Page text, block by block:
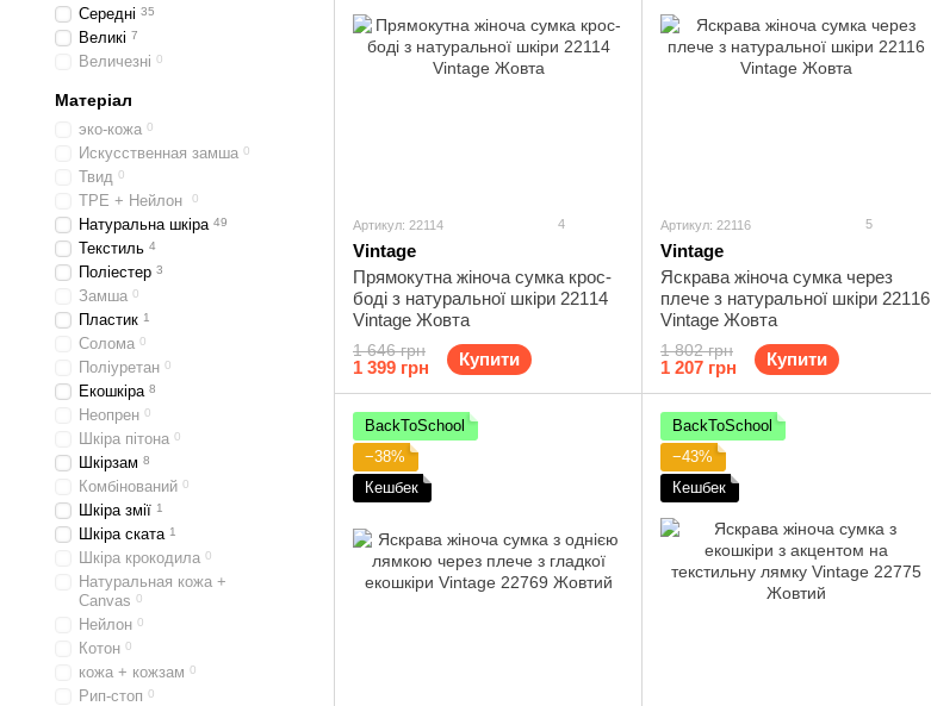
Артикул: 22114 4
Vintage
Прямокутна жіноча сумка крос-
боді з натуральної шкіри 22114
Vintage Жовта
1 646 грн
1 399 грн Купити
Артикул: 22116 5
Vintage
Яскрава жіноча сумка через
плече з натуральної шкіри 22116
Vintage Жовта
1 802 грн
1 207 грн Купити
BackToSchool
−38%
Кешбек
BackToSchool
−43%
Кешбек
Середні 35
Великі 7
Величезні 0
Матеріал
эко-кожа 0
Искусственная замша 0
Твид 0
TPE + Нейлон 0
Натуральна шкіра 49
Текстиль 4
Поліестер 3
Замша 0
Пластик 1
Солома 0
Поліуретан 0
Екошкіра 8
Неопрен 0
Шкіра пітона 0
Шкірзам 8
Комбінований 0
Шкіра змії 1
Шкіра ската 1
Шкіра крокодила 0
Натуральная кожа +
Canvas 0
Нейлон 0
Котон 0
кожа + кожзам 0
Рип-стоп 0